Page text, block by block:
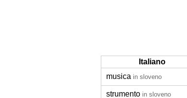
Italiano
musica in sloveno
strumento in sloveno